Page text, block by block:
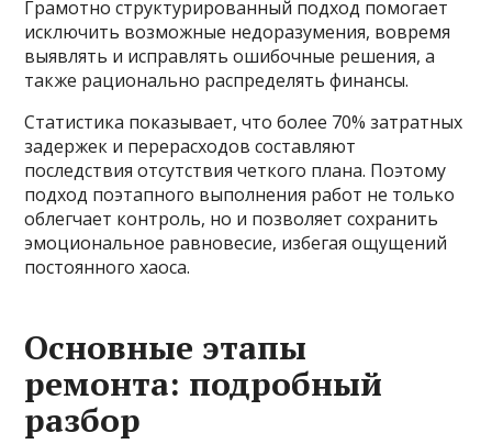
Грамотно структурированный подход помогает
исключить возможные недоразумения, вовремя
выявлять и исправлять ошибочные решения, а
также рационально распределять финансы.
Статистика показывает, что более 70% затратных
задержек и перерасходов составляют
последствия отсутствия четкого плана. Поэтому
подход поэтапного выполнения работ не только
облегчает контроль, но и позволяет сохранить
эмоциональное равновесие, избегая ощущений
постоянного хаоса.
Основные этапы
ремонта: подробный
разбор